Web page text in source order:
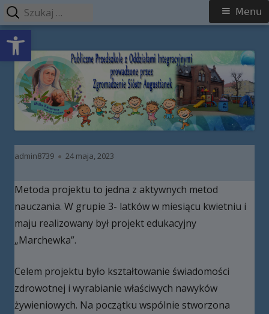
Open toolbar
Przeskocz
treści
Publiczne Przedszkole z Oddziałami
Integracyjnymi prowadzone przez
Zgromadzenie Sióstr Augustianek
Menu
główne
Menu
Autor
admin8739 Opublikowano
24 maja, 2023
Metoda projektu to jedna z aktywnych metod
nauczania. W grupie 3- latków w miesiącu kwietniu i
maju realizowany był projekt edukacyjny
„Marchewka”.
Celem projektu było kształtowanie świadomości
zdrowotnej i wyrabianie właściwych nawyków
żywieniowych. Na początku wspólnie stworzona